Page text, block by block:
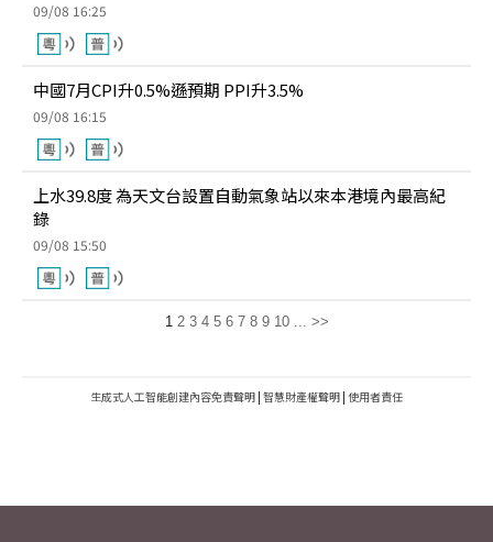
09/08 16:25
中國7月CPI升0.5%遜預期 PPI升3.5%
09/08 16:15
上水39.8度 為天文台設置自動氣象站以來本港境內最高紀
錄
09/08 15:50
1 2 3 4 5 6 7 8 9 10 ... >>
生成式人工智能創建內容免責聲明 | 智慧財產權聲明 | 使用者責任